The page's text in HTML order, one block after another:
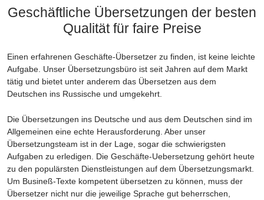
Geschäftliche Übersetzungen der besten
Qualität für faire Preise
Einen erfahrenen Geschäfte-Übersetzer zu finden, ist keine leichte
Aufgabe. Unser Übersetzungsbüro ist seit Jahren auf dem Markt
tätig und bietet unter anderem das Übersetzen aus dem
Deutschen ins Russische und umgekehrt.
Die Übersetzungen ins Deutsche und aus dem Deutschen sind im
Allgemeinen eine echte Herausforderung. Aber unser
Übersetzungsteam ist in der Lage, sogar die schwierigsten
Aufgaben zu erledigen. Die Geschäfte-Uebersetzung gehört heute
zu den populärsten Dienstleistungen auf dem Übersetzungsmarkt.
Um Busineß-Texte kompetent übersetzen zu können, muss der
Übersetzer nicht nur die jeweilige Sprache gut beherrschen,